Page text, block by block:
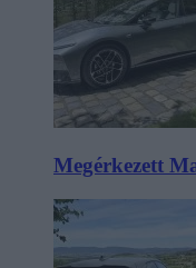
Megérkezett